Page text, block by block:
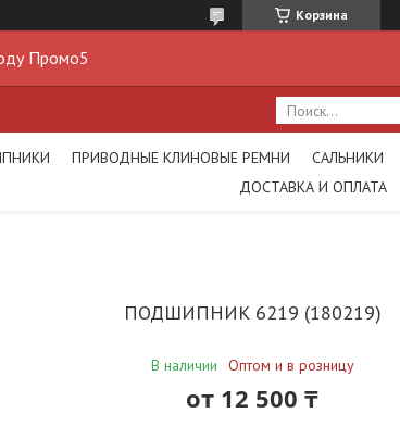
Корзина
Промо5
ПРИВОДНЫЕ КЛИНОВЫЕ РЕМНИ САЛЬНИКИ
ДОСТАВКА И ОПЛАТА
ПОДШИПНИК 6219 (180219)
В наличии Оптом и в розницу
от 12 500 ₸